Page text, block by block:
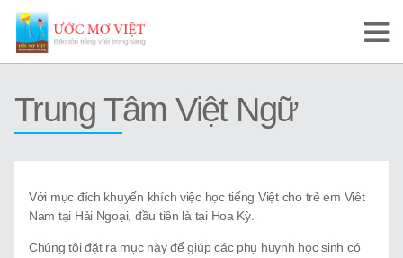
Cuộc Thi Ước Mơ Việt
Hướng Dẫn
Tài Liệu Học Tập
Video/Karaoke
Trung Tâm Việt Ngữ
Với mục đích khuyến khích việc học tiếng Việt cho trẻ em Viêt
Nam tại Hải Ngoại, đầu tiên là tại Hoa Kỳ.
Chúng tôi đặt ra mục này để giúp các phụ huynh học sinh có